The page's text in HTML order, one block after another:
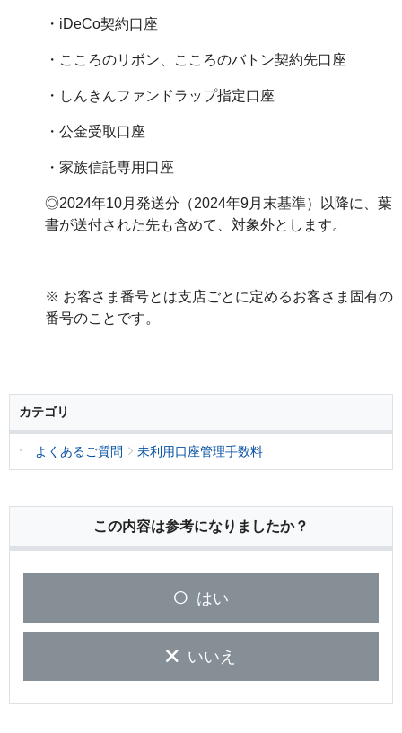
・iDeCo契約口座
・こころのリボン、こころのバトン契約先口座
・しんきんファンドラップ指定口座
・公金受取口座
・家族信託専用口座
◎2024年10月発送分（2024年9月末基準）以降に、葉
書が送付された先も含めて、対象外とします。
※ お客さま番号とは支店ごとに定めるお客さま固有の
番号のことです。
カテゴリ
よくあるご質問 未利用口座管理手数料
この内容は参考になりましたか？
はい
いいえ